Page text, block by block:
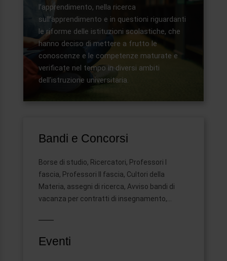
l’apprendimento, nella ricerca
sull’apprendimento e in questioni riguardanti
le riforme delle istituzioni scolastiche, che
hanno deciso di mettere a frutto le
conoscenze e le competenze maturate e
verificate nel tempo in diversi ambiti
dell’istruzione universitaria.
Bandi e Concorsi
Borse di studio, Ricercatori, Professori I
fascia, Professori II fascia, Cultori della
Materia, assegni di ricerca, Avviso bandi di
vacanza per contratti di insegnamento,…
Eventi